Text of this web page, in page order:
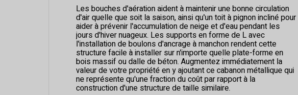
Les bouches d'aération aident à maintenir une bonne circulation
d'air quelle que soit la saison, ainsi qu'un toit à pignon incliné pour
aider à prévenir l'accumulation de neige et d'eau pendant les
jours d'hiver nuageux. Les supports en forme de L avec
l'installation de boulons d'ancrage à manchon rendent cette
structure facile à installer sur n'importe quelle plate-forme en
bois massif ou dalle de béton. Augmentez immédiatement la
valeur de votre propriété en y ajoutant ce cabanon métallique qui
ne représente qu'une fraction du coût par rapport à la
construction d'une structure de taille similaire.